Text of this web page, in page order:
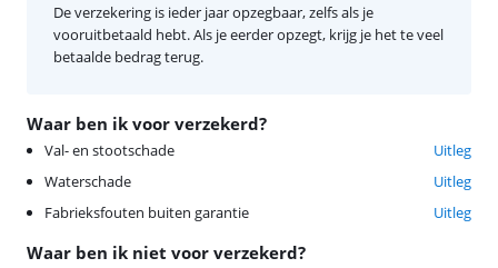
Waar ben ik voor verzekerd?
Val- en stootschade
Uitleg
Waterschade
Uitleg
Fabrieksfouten buiten garantie
Uitleg
Waar ben ik niet voor verzekerd?
De verzekering is ieder jaar opzegbaar, zelfs als je
vooruitbetaald hebt. Als je eerder opzegt, krijg je het te veel
betaalde bedrag terug.